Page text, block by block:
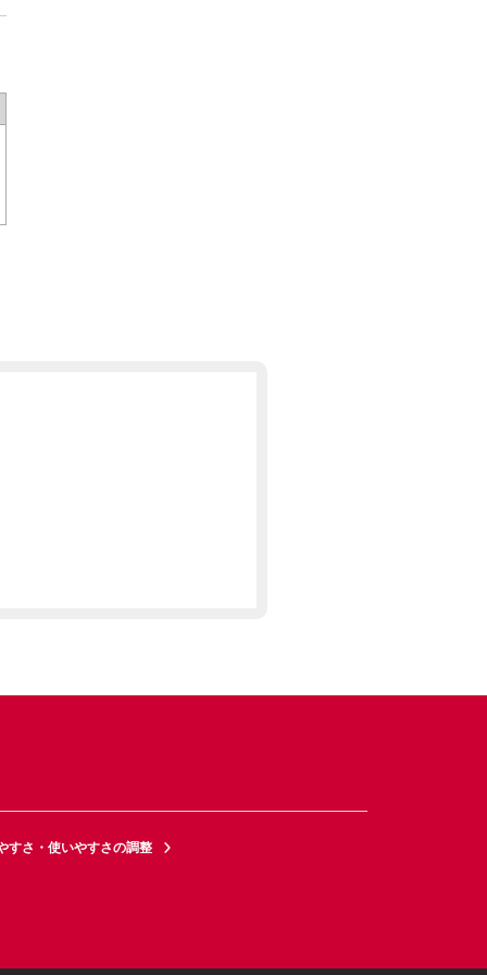
すさ・使いやすさの調整